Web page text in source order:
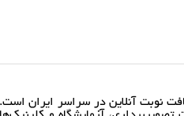
نوبت آنلاین در سراسر ایران